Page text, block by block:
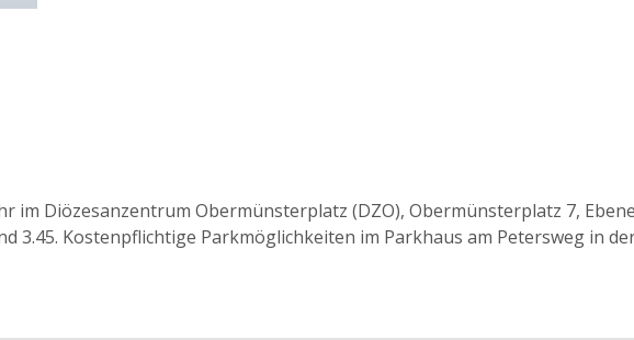
im Diözesanzentrum Obermünsterplatz (DZO), Obermünsterplatz 7, Ebene
3.45. Kostenpflichtige Parkmöglichkeiten im Parkhaus am Petersweg in